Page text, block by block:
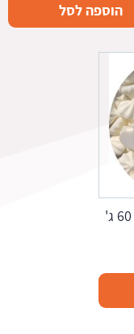
הוספה לסל